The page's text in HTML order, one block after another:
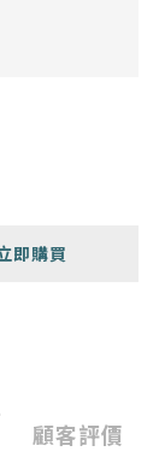
即購買
顧客評價